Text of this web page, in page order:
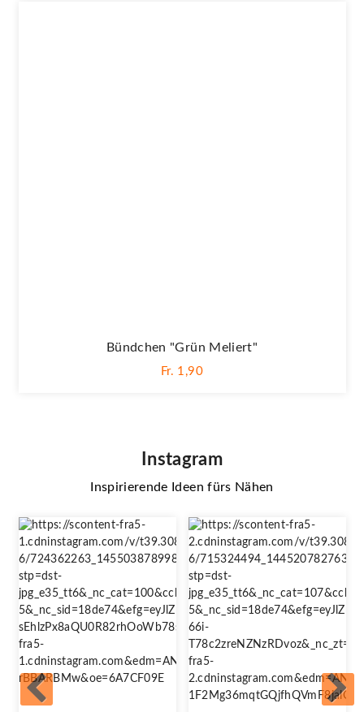
Bündchen "Grün Meliert"
Fr. 1,90
Instagram
Inspirierende Ideen fürs Nähen